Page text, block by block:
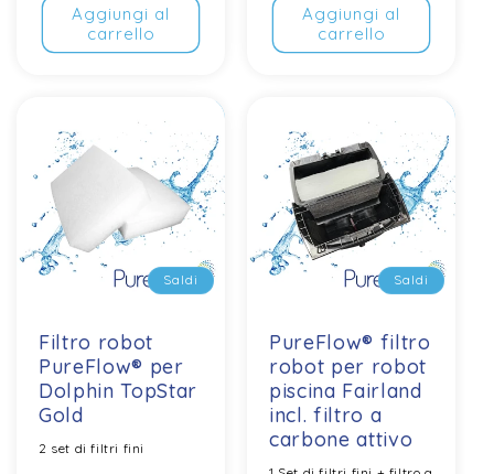
Aggiungi al
carrello
Aggiungi al
carrello
Saldi
Filtro robot
PureFlow® per
Dolphin TopStar
Gold
2 set di filtri fini
Saldi
PureFlow® filtro
robot per robot
piscina Fairland
incl. filtro a
carbone attivo